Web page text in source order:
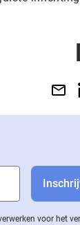
voor het